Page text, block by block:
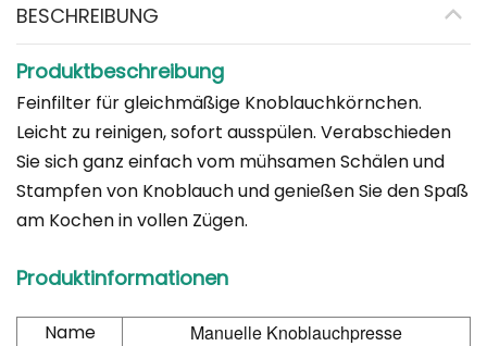
BESCHREIBUNG
Produktbeschreibung
Feinfilter für gleichmäßige Knoblauchkörnchen.
Leicht zu reinigen, sofort ausspülen. Verabschieden
Sie sich ganz einfach vom mühsamen Schälen und
Stampfen von Knoblauch und genießen Sie den Spaß
am Kochen in vollen Zügen.
Produktinformationen
Name
Manuelle Knoblauchpresse